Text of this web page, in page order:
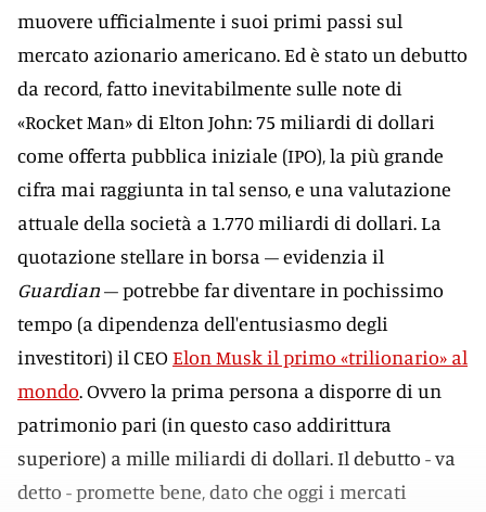
muovere ufficialmente i suoi primi passi sul
mercato azionario americano. Ed è stato un debutto
da record, fatto inevitabilmente sulle note di
«Rocket Man» di Elton John: 75 miliardi di dollari
come offerta pubblica iniziale (IPO), la più grande
cifra mai raggiunta in tal senso, e una valutazione
attuale della società a 1.770 miliardi di dollari. La
quotazione stellare in borsa – evidenzia il
Guardian– potrebbe far diventare in pochissimo
tempo (a dipendenza dell'entusiasmo degli
investitori) il CEO Elon Musk il primo «trilionario» al
mondo. Ovvero la prima persona a disporre di un
patrimonio pari (in questo caso addirittura
superiore) a mille miliardi di dollari. Il debutto - va
detto - promette bene, dato che oggi i mercati